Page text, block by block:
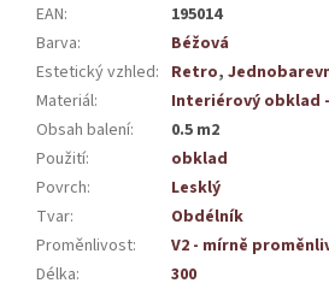
EAN:
195014
Barva:
Béžová
Estetický vzhled: Retro,
Materiál:
Interiérový obklad
Obsah balení:
0.5 m2
Použití:
obklad
Povrch:
Lesklý
Tvar:
Obdélník
Proměnlivost:
V2 - mírně
Délka:
300